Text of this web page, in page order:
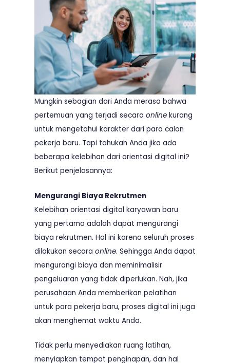
Mungkin sebagian dari Anda merasa bahwa
pertemuan yang terjadi secara online kurang
untuk mengetahui karakter dari para calon
pekerja baru. Tapi tahukah Anda jika ada
beberapa kelebihan dari orientasi digital ini?
Berikut penjelasannya:
Mengurangi Biaya Rekrutmen
Kelebihan orientasi digital karyawan baru
yang pertama adalah dapat mengurangi
biaya rekrutmen. Hal ini karena seluruh proses
dilakukan secara online. Sehingga Anda dapat
mengurangi biaya dan meminimalisir
pengeluaran yang tidak diperlukan. Nah, jika
perusahaan Anda memberikan pelatihan
untuk para pekerja baru, proses digital ini juga
akan menghemat waktu Anda.
Tidak perlu menyediakan ruang latihan,
menyiapkan tempat penginapan, dan hal